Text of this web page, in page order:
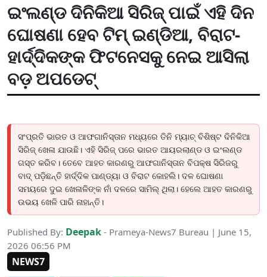
ଇଂଲଣ୍ଡ ଦିନିକିଆ ସିରିଜ୍ ପାଇଁ ଏହି ଦିନ
ଘୋଷଣା ହେବ ଟିମ୍ ଇଣ୍ଡିଆ, ବିରାଟ-
ହାର୍ଦ୍ଦିକଙ୍କ ଫିଟନେସକୁ ନେଇ ଆସିଲା
ବଡ଼ ଅପଡେଟ୍‌
ସଂପ୍ରତି ଭାରତ ଓ ଆଫଗାନିସ୍ତାନ ମଧ୍ୟରେ ତିନି ମ୍ୟାଚ୍ ବିଶିଷ୍ଟ ଦିନିକିଆ
ସିରିଜ୍ ଖେଳା ଯାଉଛି। ଏହି ସିରିଜ୍ ପରେ ଭାରତ ଆୟରଲାଣ୍ଡ ଓ ଇଂଲଣ୍ଡ
ଗସ୍ତ କରିବ। ତେବେ ଆହତ କାରଣରୁ ଆଫଗାନିସ୍ତାନ ବିପକ୍ଷ ସିରିଜରୁ
ବାଦ୍ ପଡ଼ିଛନ୍ତି ହାର୍ଦ୍ଦିକ ପାଣ୍ଡ୍ୟା ଓ ବିରାଟ କୋହଲି। ଦଳ ଘୋଷଣା
ସମୟରେ ଦୁଇ ଖେଳାଳିଙ୍କ ନାଁ ଦଳରେ ସାମିଲ୍ ଥିଲା। ହେଲେ ଆହତ କାରଣରୁ
ଉଭୟ ଖେଳି ପାରି ନାହାନ୍ତି।
Published By: Deepak - Prameya-News7 Bureau | June 15,
2026 06:56 PM
NEWS7